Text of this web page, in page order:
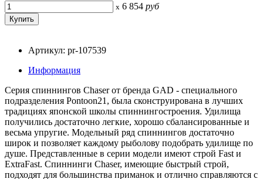
x 6 854 руб
Артикул: pr-107539
Информация
Серия спиннингов Chaser от бренда GAD - специального
подразделения Pontoon21, была сконструирована в лучших
традициях японской школы спиннингостроения. Удилища
получились достаточно легкие, хорошо сбалансированные и
весьма упругие. Модельный ряд спиннингов достаточно
широк и позволяет каждому рыболову подобрать удилище по
душе. Представленные в серии модели имеют строй Fast и
ExtraFast. Спиннинги Chaser, имеющие быстрый строй,
подходят для большинства приманок и отлично справляются с